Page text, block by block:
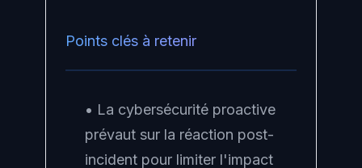
Points clés à retenir
• La cybersécurité proactive
prévaut sur la réaction post-
incident pour limiter l'impact